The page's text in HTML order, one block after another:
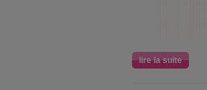
lire la suite